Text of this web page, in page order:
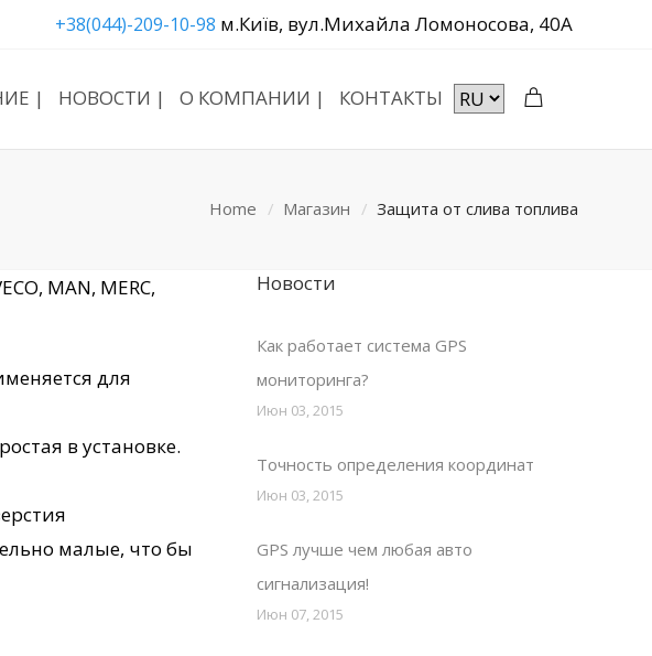
+38(044)-209-10-98 м.Київ, вул.Михайла Ломоносова, 40А
| НОВОСТИ | О КОМПАНИИ | КОНТАКТЫ
Home Магазин Защита от слива топлива
MAN, MERC,
для
в установке.
малые, что бы
Новости
Как работает система GPS
мониторинга?
Июн 03, 2015
Точность определения координат
Июн 03, 2015
GPS лучше чем любая авто
сигнализация!
Июн 07, 2015